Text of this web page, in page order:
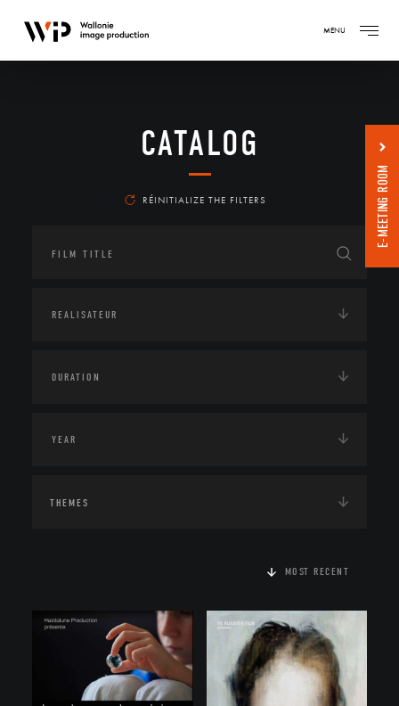
MENU
CATALOG
RÉINITIALIZE THE FILTERS
THEMES
MOST RECENT
E-MEETING ROOM